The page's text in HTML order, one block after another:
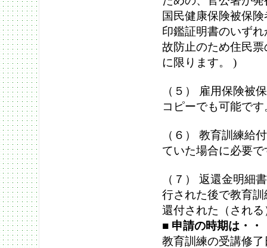
国民健康保険被保
印鑑証明書のいず
故防止のため住民
に限ります。 )
（５） 雇用保険被
コピーでも可能です
（６） 教育訓練給
ていた場合に必要で
（７） 返還金明
行された後で教育
還付された（され
■ 申請の時期は・・
教育訓練の受講修